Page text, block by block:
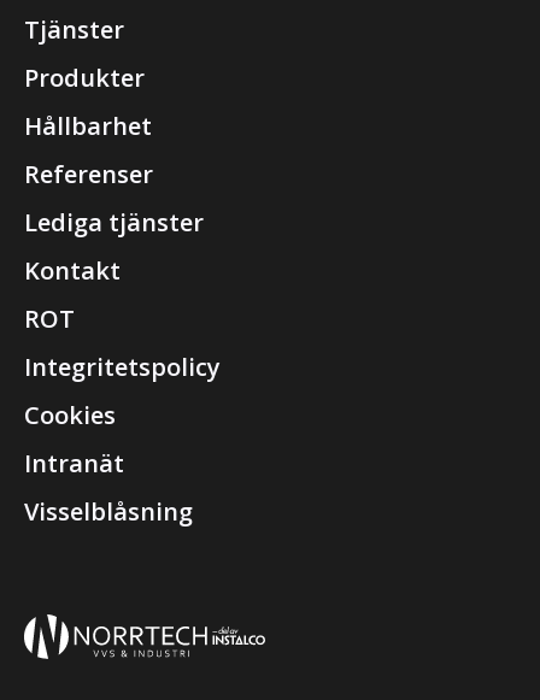
Tjänster
Produkter
Hållbarhet
Referenser
Lediga tjänster
Kontakt
ROT
Integritetspolicy
Cookies
Intranät
Visselblåsning